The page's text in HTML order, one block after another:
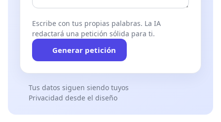
Escribe con tus propias palabras. La IA
redactará una petición sólida para ti.
Generar petición
Tus datos siguen siendo tuyos
Privacidad desde el diseño